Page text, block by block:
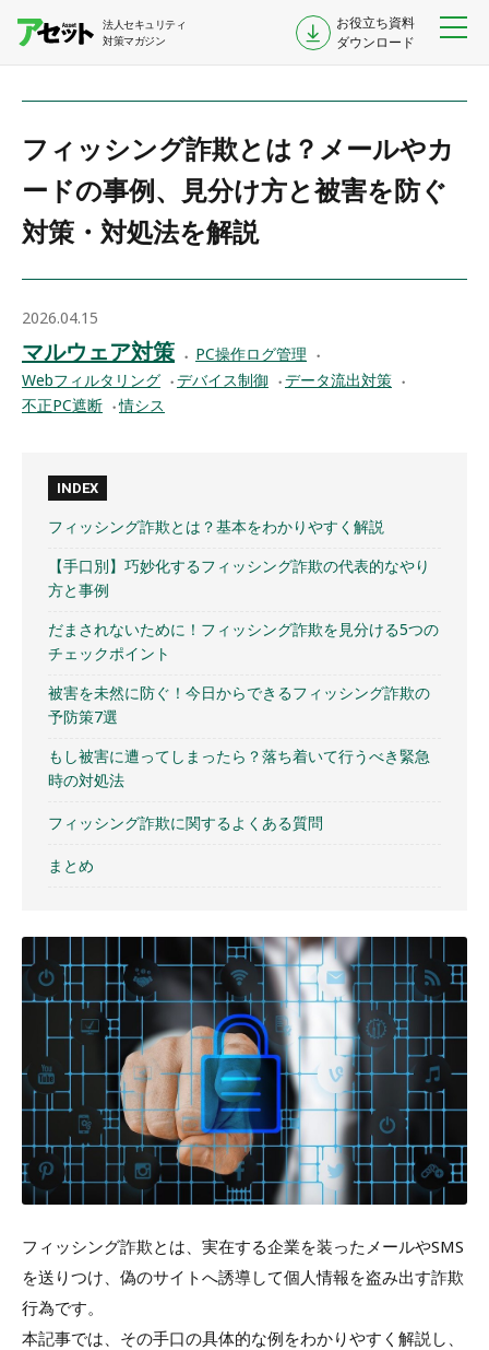
法人セキュリティ
対策マガジン
お役立ち資料
ダウンロード
フィッシング詐欺とは？メールやカ
ードの事例、見分け方と被害を防ぐ
対策・対処法を解説
2026.04.15
マルウェア対策
PC操作ログ管理
Webフィルタリング
デバイス制御
データ流出対策
不正PC遮断
情シス
INDEX
フィッシング詐欺とは？基本をわかりやすく解説
【手口別】巧妙化するフィッシング詐欺の代表的なやり
方と事例
だまされないために！フィッシング詐欺を見分ける5つの
チェックポイント
被害を未然に防ぐ！今日からできるフィッシング詐欺の
予防策7選
もし被害に遭ってしまったら？落ち着いて行うべき緊急
時の対処法
フィッシング詐欺に関するよくある質問
まとめ
フィッシング詐欺とは、実在する企業を装ったメールやSMS
を送りつけ、偽のサイトへ誘導して個人情報を盗み出す詐欺
行為です。
本記事では、その手口の具体的な例をわかりやすく解説し、